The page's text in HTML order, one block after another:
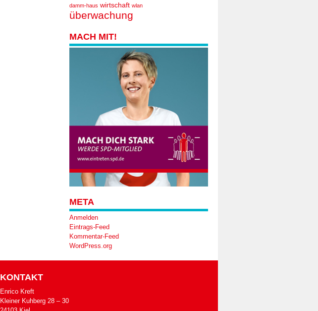
damm-haus wirtschaft wlan
überwachung
MACH MIT!
META
Anmelden
Eintrags-Feed
Kommentar-Feed
WordPress.org
KONTAKT
Enrico Kreft
Klei­ner Kuh­berg 28 – 30